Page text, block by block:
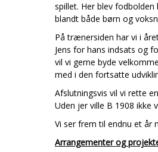
spillet. Her blev
blandt både børn og
På trænersiden har vi i
Jens for hans indsats og
vil vi gerne byde
med i den fortsatte
Afslutningsvis vil vi rette
Uden jer ville B 1908 ikke
Vi ser frem til endnu et år
Arrangementer og